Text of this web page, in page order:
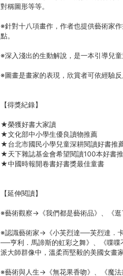
對稱圖形等等。
※針對十八項畫作，作者也提供藝術家
點。
※深入淺出的生動解說，是一本引導兒
※圖畫是畫家的表現，欣賞者可依經驗
【得獎紀錄】
★榮獲好書大家讀
★文化部中小學生優良讀物推薦
★台北市國民小學兒童深耕閱讀好書推
★天下雜誌基金會希望閱讀100本好書
★中國時報開卷書好書獎最佳童書
【延伸閱讀】
※藝術觀察→《我們都是藝術品》、《
※認識藝術家→《小芙烈達──芙烈達．
──亨利．馬諦斯的虹彩之舞》、《喋
派大師群像中，溫柔而堅毅的美國女畫
※藝術與人生→《無花果香吻》、《魔